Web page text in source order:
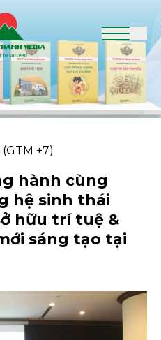
+7)
hành cùng
hệ sinh thái
hữu trí tuệ &
sáng tạo tại